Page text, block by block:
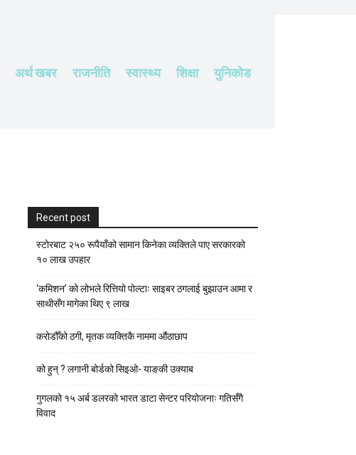
अर्थ खबर राजनीति स्वास्थ्य शिक्षा युनिकोड
Recent post
स्टाेरबाट २५० रूपैयाँको सामान किनेका व्यक्तिले पाए सरकारको
१० लाख उपहार
‘कमिशन’ को लोभले रित्तियो पोल्टाः साइबर ठगलाई बुझाउन आमा र
साथीसँग मागेका थिए ९ लाख
करोडौँको ठगी, मृतक व्यक्तिकै नाममा औंठाछाप
को हुन् ? लगानी बोर्डको सिइओ- याङकी उक्याब
गुगलको १५ अर्ब डलरको भारत डाटा सेन्टर परियोजनाः गतिसँगै
विवाद